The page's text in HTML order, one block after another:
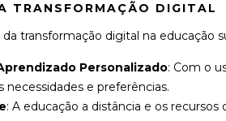
TRANSFORMAÇÃO DIGITAL
transformação digital na educação
Personalizado: Com o
necessidades e preferências.
: A educação a distância e os